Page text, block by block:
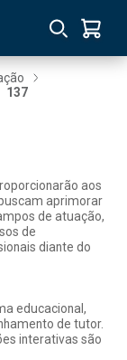
137
aos
aprimorar
de atuação,
de
diante do
educacional,
de tutor.
interativas são